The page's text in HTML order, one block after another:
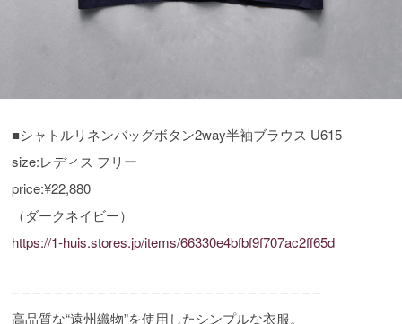
■シャトルリネンバッグボタン2way半袖ブラウス U615
size:レディス フリー
price:¥22,880
（ダークネイビー）
https://1-huis.stores.jp/items/66330e4bfbf9f707ac2ff65d
– – – – – – – – – – – – – – – – – – – – – – – – – – – – –
高品質な“遠州織物”を使用したシンプルな衣服。